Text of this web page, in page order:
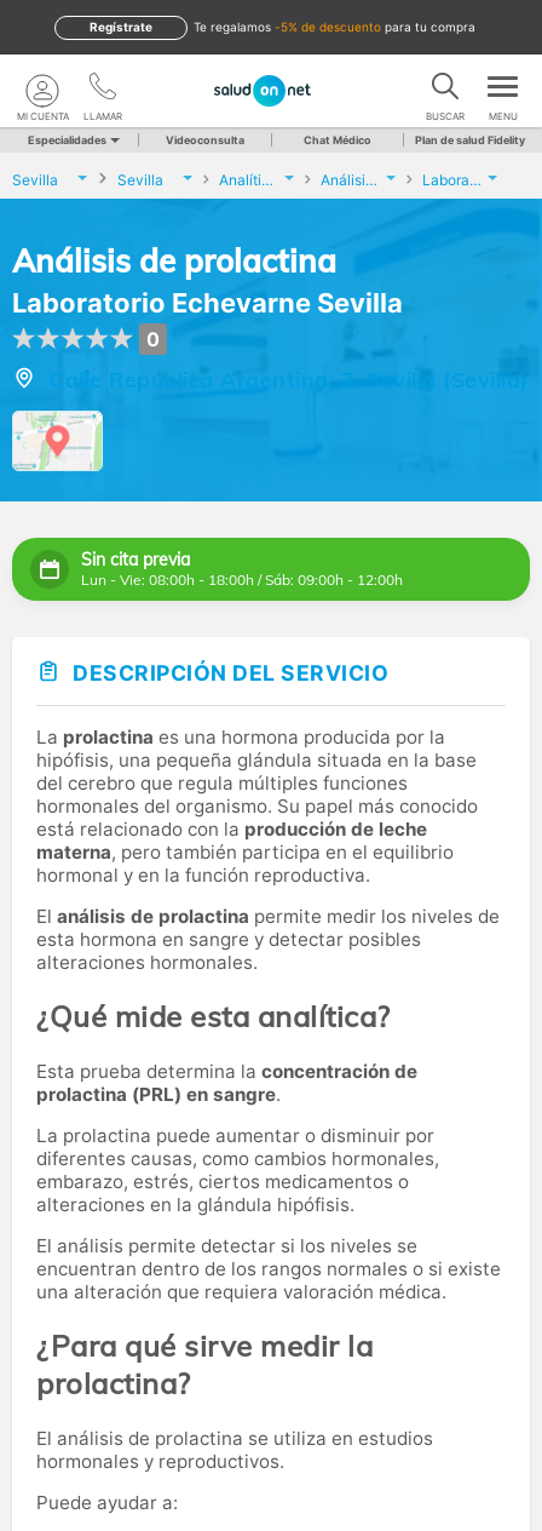
te regalamos -5% de descuento para tu compra
Regístrate
LLAMAR
MI CUENTA BUSCAR MENU
Especialidades Videoconsulta Chat Médico Plan de salud Fidelity
Sevilla Sevilla Analíticas y Genética Análisis de prolactina Laboratorio Echevarne Sevilla
Análisis de prolactina
Laboratorio Echevarne Sevilla
0
Calle República Argentina, 7, Sevilla (Sevilla)
Sin cita previa
Lun - Vie: 08:00h - 18:00h / Sáb: 09:00h - 12:00h
DESCRIPCIÓN DEL SERVICIO
La prolactina es una hormona producida por la
hipófisis, una pequeña glándula situada en la base
del cerebro que regula múltiples funciones
hormonales del organismo. Su papel más conocido
está relacionado con la producción de leche
materna, pero también participa en el equilibrio
hormonal y en la función reproductiva.
El análisis de prolactina permite medir los niveles de
esta hormona en sangre y detectar posibles
alteraciones hormonales.
¿Qué mide esta analítica?
Esta prueba determina la concentración de
prolactina (PRL) en sangre.
La prolactina puede aumentar o disminuir por
diferentes causas, como cambios hormonales,
embarazo, estrés, ciertos medicamentos o
alteraciones en la glándula hipófisis.
El análisis permite detectar si los niveles se
encuentran dentro de los rangos normales o si existe
una alteración que requiera valoración médica.
¿Para qué sirve medir la
prolactina?
El análisis de prolactina se utiliza en estudios
hormonales y reproductivos.
Puede ayudar a: